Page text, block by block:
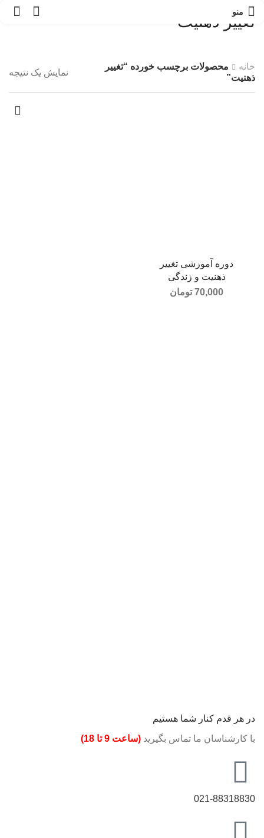
منو 0
تغییر ذهنیت
خانه
محصولات برچسب خورده “تغییر
ذهنیت”
نمایش یک نتیجه
دوره آموزشی تغییر
ذهنیت و زندگی
70,000 تومان
در هر قدم کنار شما هستیم
با کارشناسان ما تماس بگیرید (ساعت 9 تا 18)
021-88318830